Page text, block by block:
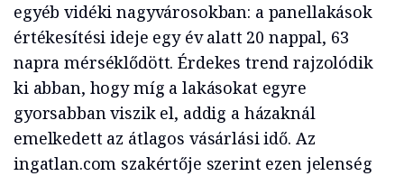
egyéb vidéki nagyvárosokban: a panellakások
értékesítési ideje egy év alatt 20 nappal, 63
napra mérséklődött. Érdekes trend rajzolódik
ki abban, hogy míg a lakásokat egyre
gyorsabban viszik el, addig a házaknál
emelkedett az átlagos vásárlási idő. Az
ingatlan.com szakértője szerint ezen jelenség